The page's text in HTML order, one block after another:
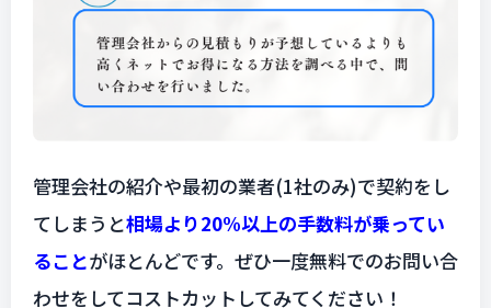
管理会社の紹介や最初の業者(1社のみ)で契約をし
てしまうと相場より20%以上の手数料が乗ってい
ることがほとんどです。ぜひ一度無料でのお問い合
わせをしてコストカットしてみてください！